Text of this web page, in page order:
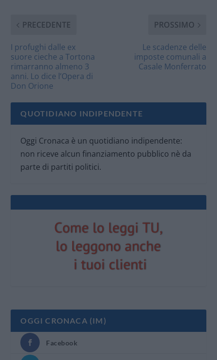
PRECEDENTE
I profughi dalle ex
suore cieche a Tortona
rimarranno almeno 3
anni. Lo dice l’Opera di
Don Orione
PROSSIMO
Le scadenze delle
imposte comunali a
Casale Monferrato
QUOTIDIANO INDIPENDENTE
Oggi Cronaca è un quotidiano indipendente:
non riceve alcun finanziamento pubblico nè da
parte di partiti politici.
OGGI CRONACA (IM)
Facebook